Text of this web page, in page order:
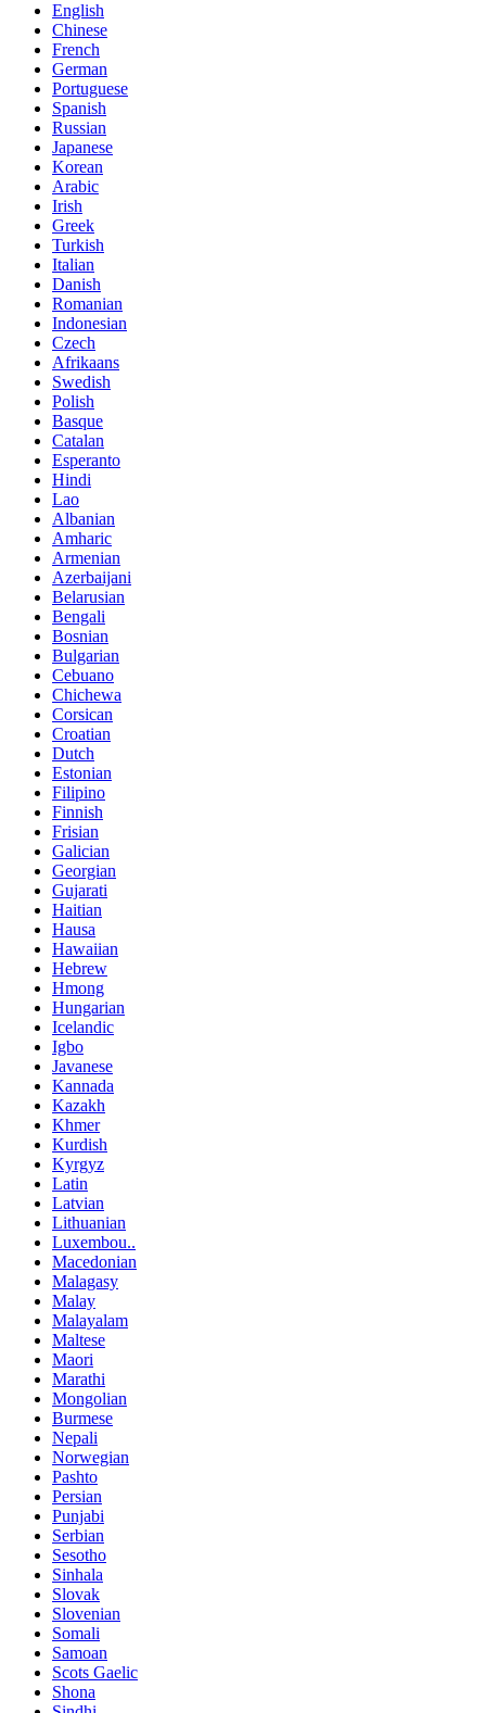
English
Chinese
French
German
Portuguese
Spanish
Russian
Japanese
Korean
Arabic
Irish
Greek
Turkish
Italian
Danish
Romanian
Indonesian
Czech
Afrikaans
Swedish
Polish
Basque
Catalan
Esperanto
Hindi
Lao
Albanian
Amharic
Armenian
Azerbaijani
Belarusian
Bengali
Bosnian
Bulgarian
Cebuano
Chichewa
Corsican
Croatian
Dutch
Estonian
Filipino
Finnish
Frisian
Galician
Georgian
Gujarati
Haitian
Hausa
Hawaiian
Hebrew
Hmong
Hungarian
Icelandic
Igbo
Javanese
Kannada
Kazakh
Khmer
Kurdish
Kyrgyz
Latin
Latvian
Lithuanian
Luxembou..
Macedonian
Malagasy
Malay
Malayalam
Maltese
Maori
Marathi
Mongolian
Burmese
Nepali
Norwegian
Pashto
Persian
Punjabi
Serbian
Sesotho
Sinhala
Slovak
Slovenian
Somali
Samoan
Scots Gaelic
Shona